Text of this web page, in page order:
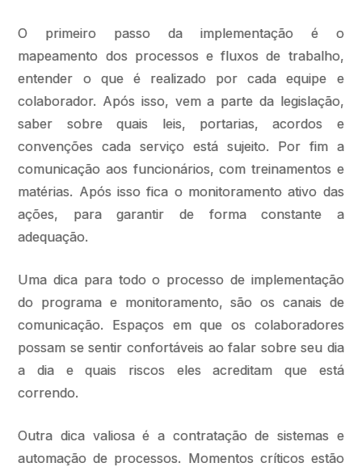
O primeiro passo da implementação é o
mapeamento dos processos e fluxos de trabalho,
entender o que é realizado por cada equipe e
colaborador. Após isso, vem a parte da legislação,
saber sobre quais leis, portarias, acordos e
convenções cada serviço está sujeito. Por fim a
comunicação aos funcionários, com treinamentos e
matérias. Após isso fica o monitoramento ativo das
ações, para garantir de forma constante a
adequação.
Uma dica para todo o processo de implementação
do programa e monitoramento, são os canais de
comunicação. Espaços em que os colaboradores
possam se sentir confortáveis ao falar sobre seu dia
a dia e quais riscos eles acreditam que está
correndo.
Outra dica valiosa é a contratação de sistemas e
automação de processos. Momentos críticos estão